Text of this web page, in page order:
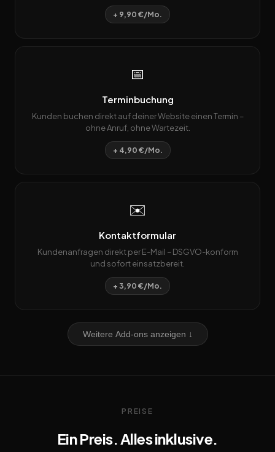
+ 9,90 €/Mo.
📅
Terminbuchung
Kunden buchen direkt auf deiner Website einen Termin –
ohne Anruf, ohne Wartezeit.
+ 4,90 €/Mo.
✉️
Kontaktformular
Kundenanfragen direkt per E-Mail – DSGVO-konform
und sofort einsatzbereit.
+ 3,90 €/Mo.
Weitere Add-ons anzeigen ↓
PREISE
Ein Preis. Alles inklusive.